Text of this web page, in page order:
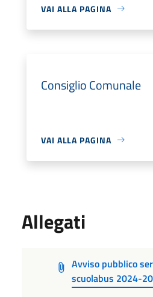
VAI ALLA PAGINA
Consiglio Comunale
VAI ALLA PAGINA
Allegati
Avviso pubblico
scuolabus 2024-